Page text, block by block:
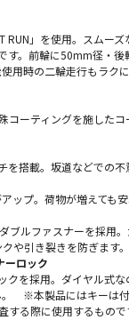
RUN」を使用。スムー
す。前輪に50mm径・
用時の二輪走行もラク
コーティングを施したコ
搭載。坂道などでの不
ップ。荷物が増えても安
ブルファスナーを採用
や引き裂きを防ぎます。
ーロック
クを採用。ダイヤル式
。 ※本製品にはキーは
する際に使用するもので